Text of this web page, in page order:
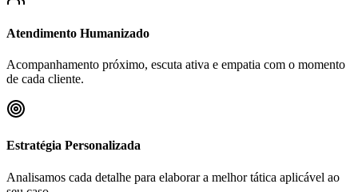
Atendimento Humanizado
Acompanhamento próximo, escuta ativa e empatia com o momento
de cada cliente.
Estratégia Personalizada
Analisamos cada detalhe para elaborar a melhor tática aplicável ao